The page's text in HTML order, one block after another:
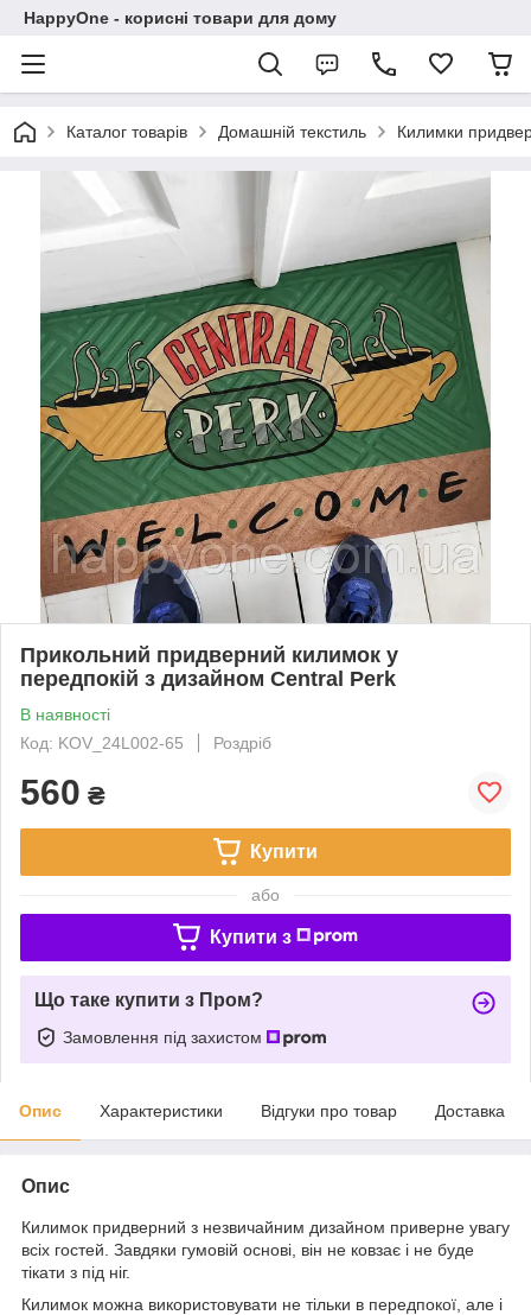
HappyOne - корисні товари для дому
Каталог товарів Домашній текстиль Килимки
Прикольний придверний килимок у
передпокій з дизайном Central Perk
В наявності
Код: KOV_24L002-65
Роздріб
560 ₴
Купити
або
Купити з
Що таке купити з Пром?
Замовлення під захистом
Опис Характеристики Відгуки про товар Доставка
Опис
Килимок придверний з незвичайним дизайном приверне увагу
всіх гостей. Завдяки гумовій основі, він не ковзає і не буде
тікати з під ніг.
Килимок можна використовувати не тільки в передпокої, але і